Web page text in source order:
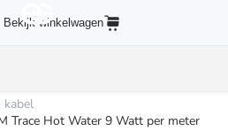
Bekijk winkelwagen
kabel
Trace Hot Water 9 Watt per meter